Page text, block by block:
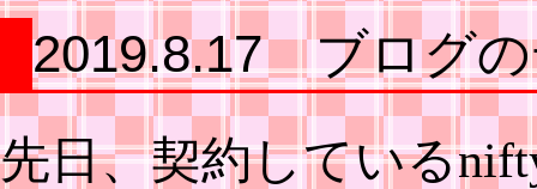
2019.8.17 ブログ
先日、契約している